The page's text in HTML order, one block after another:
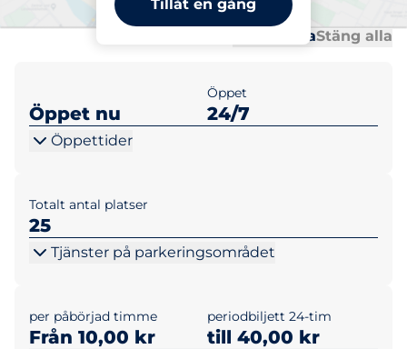
Tillåt en gång
Öppna allaStäng alla
Öppet nu
Öppet
24/7
Öppettider
Totalt antal platser
25
Tjänster på parkeringsområdet
per påbörjad timme
Från 10,00 kr
periodbiljett 24-tim
till 40,00 kr